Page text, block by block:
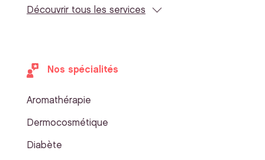
Découvrir tous les services
Nos spécialités
Aromathérapie
Dermocosmétique
Diabète